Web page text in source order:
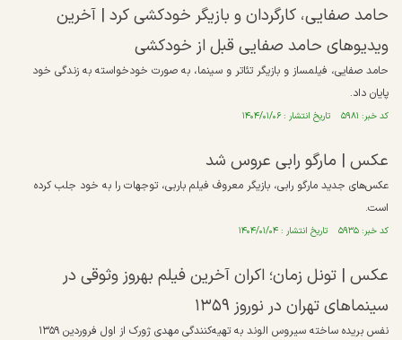
حامد صفایی، کارگردان و بازیگر خودکشی کرد | آخرین
ویدیوهای حامد صفایی قبل از خودکشی
حامد صفایی، فیلمساز و بازیگر تئاتر و سینما، به صورت خودخواسته به زندگی خود
پایان داد.
کد خبر: ۵۹۸۱ تاریخ انتشار : ۱۴۰۴/۰۱/۰۶
عکس |‌ مارگو رابی عروس شد
عکس‌های جدید مارگو رابی، بازیگر معروف فیلم باربی، توجهات را به خود جلب کرده
است.
کد خبر: ۵۹۳۵ تاریخ انتشار : ۱۴۰۴/۰۱/۰۴
عکس | تونل زمان؛ اکران آخرین فیلم بهروز وثوقی در
سینما‌های تهران در نوروز ۱۳۵۹
نفس بریده ساخته سیروس الوند به تهیه‌کنندگی مهدی ژورک از اول فروردین ۱۳۵۹